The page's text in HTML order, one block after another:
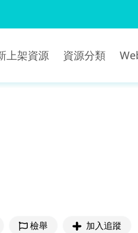
上架資源 資源分類
檢舉 加入追蹤